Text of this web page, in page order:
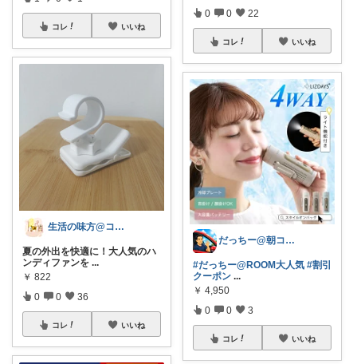
コレ いいね
生活の味方@コメント基本返しません🙏
夏の外出を快適に！大人気のハ
ンディファンを ...
￥ 822
0 0 36
コレ いいね
0 0 22
コレ いいね
だっちー@朝コレ5時🚗カー用品探求家
#だっちー@ROOM大人気 #割引
クーポン ...
￥ 4,950
0 0 3
コレ いいね